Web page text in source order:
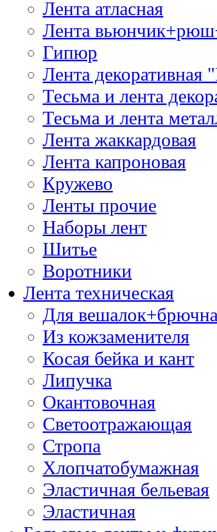
Лента атласная
Лента
Гипюр
Лента декоративная
Тесьма и лента
Тесьма и лента
Лента жаккардовая
Лента капроновая
Кружево
Ленты прочие
Наборы лент
Шитье
Воротники
Лента техническая
Для
Из кожзаменителя
Косая бейка и кант
Липучка
Окантовочная
Светоотражающая
Стропа
Хлопчатобумажная
Эластичная бельевая
Эластичная